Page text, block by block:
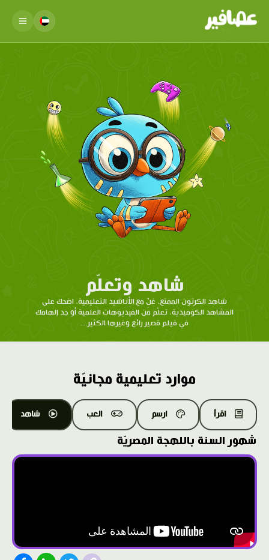
شاهد وتعلّم
شاهد الكرتون الممتع، غنِّ مع الأناشيد التعليمية، اضحك على
المشاهد الكوميدية، تعلّم من الفيديوهات العلمية أو جد إلهامك
في فيلم قصير رائع وغيرها الكثير...
موارد تعليمية مجانيّة
اقرأ ارسم العب شاهد
شهور السنة باللهجة المصريّة